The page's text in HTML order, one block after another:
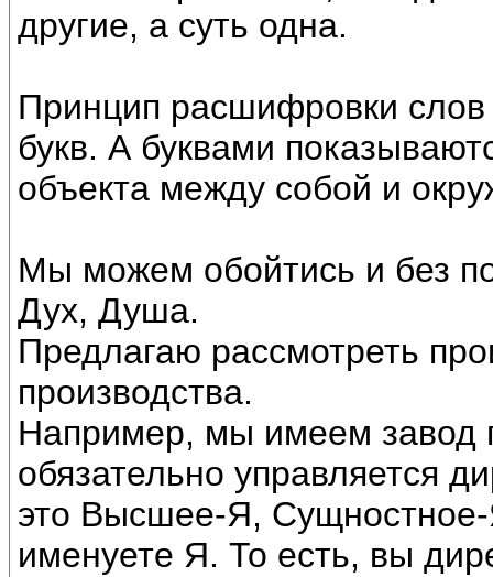
другие, а суть одна.
Принцип расшифровки слов
букв. А буквами
объекта между собой и
Мы можем обойтись и без
Дух, Душа.
Предлагаю рассмотреть
производства.
Например, мы имеем завод
обязательно управляется
это Высшее-Я,
именуете Я. То есть, вы